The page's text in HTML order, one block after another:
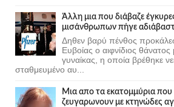
Άλλη μια που διάβαζε
μισάνθρωπων πήγε
Δηθεν βαρύ πένθος
Ευβοίας ο αιφνίδιος
γυναίκας, η οποία βρέθηκε
σταθμευμένο αυ...
Μια απο τα εκατομμύρια που
ζευγαρωνουν με κτηνώδες